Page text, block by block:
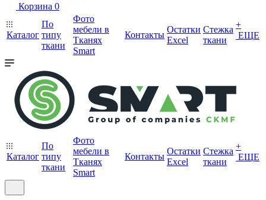
Корзина 0
Каталог
По
типу
ткани
Фото
мебели в
Тканях
Smart
Контакты
Остатки
Excel
Стежка
ткани
+
ЕЩЕ
Каталог
По
типу
ткани
Фото
мебели в
Тканях
Smart
Контакты
Остатки
Excel
Стежка
ткани
+
ЕЩЕ